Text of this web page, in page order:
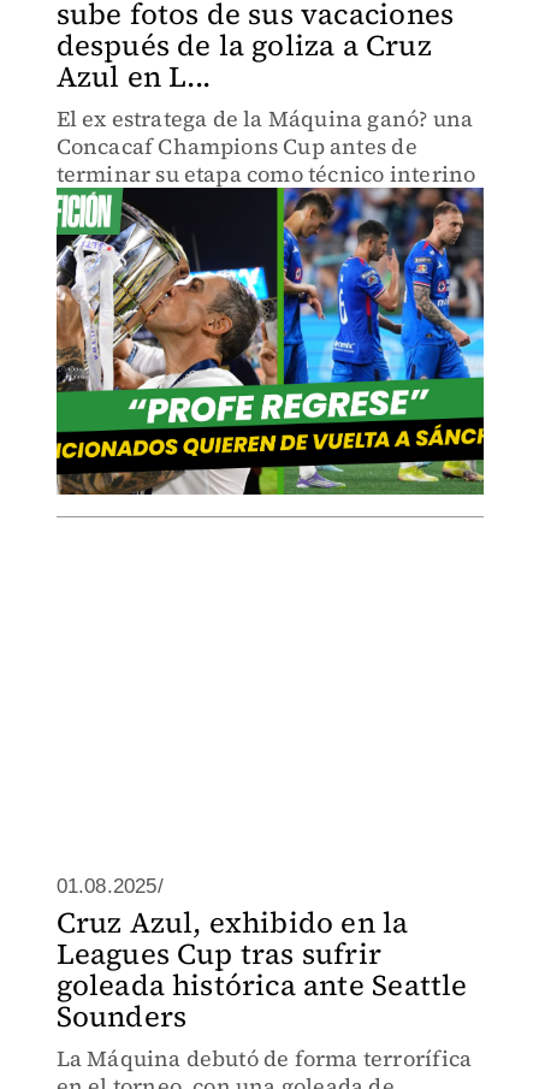
sube fotos de sus vacaciones
después de la goliza a Cruz
Azul en L...
El ex estratega de la Máquina ganó? una
Concacaf Champions Cup antes de
terminar su etapa como técnico interino
01.08.2025/
Cruz Azul, exhibido en la
Leagues Cup tras sufrir
goleada histórica ante Seattle
Sounders
La Máquina debutó de forma terrorífica